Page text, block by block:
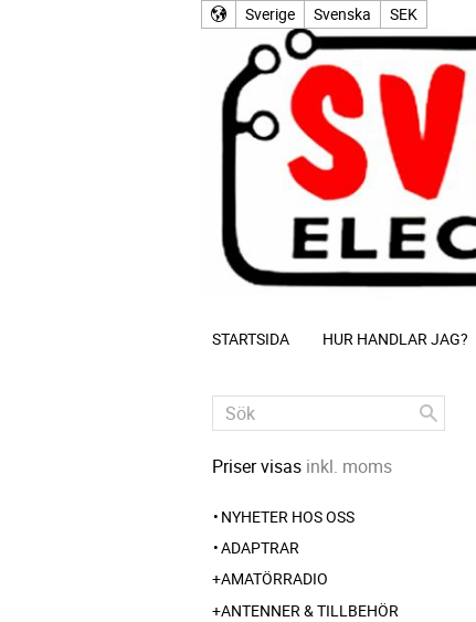
Sverige Svenska SEK
STARTSIDA HUR HANDLAR JAG?
Priser visas inkl. moms
NYHETER HOS OSS
ADAPTRAR
AMATÖRRADIO
ANTENNER & TILLBEHÖR